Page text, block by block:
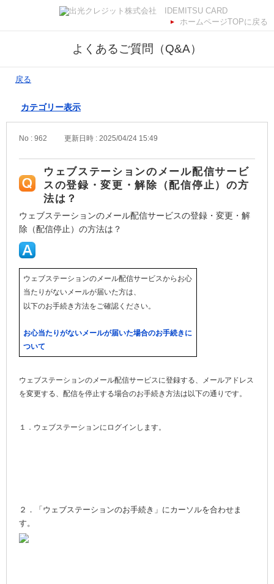
ホームページTOPに戻る
よくあるご質問（Q&A）
戻る
カテゴリー表示
No : 962 更新日時 : 2025/04/24 15:49
ウェブステーションのメール配信サービ
スの登録・変更・解除（配信停止）の方
法は？
ウェブステーションのメール配信サービスの登録・変更・解
除（配信停止）の方法は？
ウェブステーションのメール配信サービスからお心
当たりがないメールが届いた方は、
以下のお手続き方法をご確認ください。
お心当たりがないメールが届いた場合のお手続きに
ついて
ウェブステーションのメール配信サービスに登録する、メールアドレス
を変更する、配信を停止する場合のお手続き方法は以下の通りです。
１．ウェブステーションにログインします。
２．「ウェブステーションのお手続き」にカーソルを合わせま
す。